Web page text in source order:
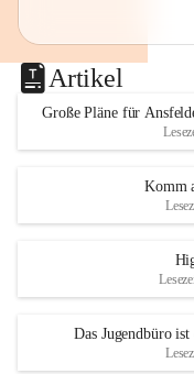
Artikel
Große Pläne für
Komm
Das Jugendbüro